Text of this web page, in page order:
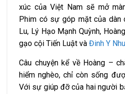
xúc của Việt Nam sẽ mở
Phim có sự góp mặt của dàn
Lu, Lý Hạo Mạnh Quỳnh,
gạo cội Tiến Luật và Đinh Y
Câu chuyện kể về Hoàng –
hiểm nghèo, chỉ còn sống
Với sự giúp đỡ của hai người